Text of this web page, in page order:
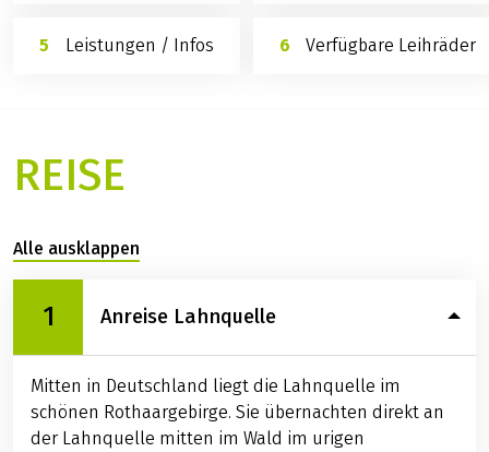
Leistungen / Infos Verfügbare Leihräder
REISE
Alle ausklappen
1 Anreise Lahnquelle
Mitten in Deutschland liegt die Lahnquelle im
schönen Rothaargebirge. Sie übernachten direkt an
der Lahnquelle mitten im Wald im urigen